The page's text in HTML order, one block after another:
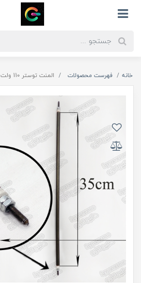
خانه فهرست محصولات المنت توستر 110 ولت 35 سانتی متر